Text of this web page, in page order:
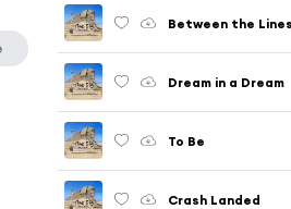
Between the Lines
Dream in a Dream
To Be
Crash Landed